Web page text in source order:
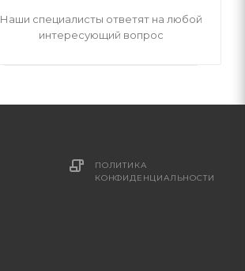
Наши специалисты ответят на любой
интересующий вопрос
ПОЛИТИКА
КОНФИДЕНЦИАЛЬНОСТИ